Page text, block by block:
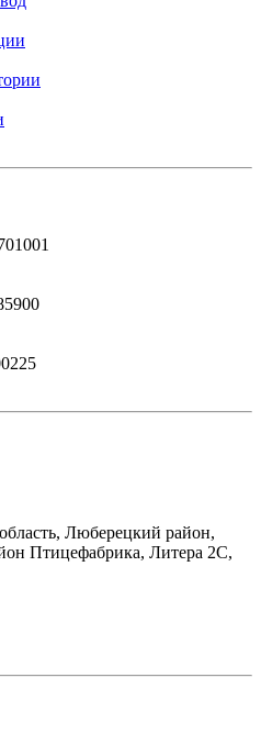
Люберецкий район,
Птицефабрика, Литера 2С,